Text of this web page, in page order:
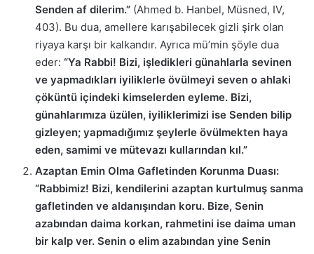
Senden af dilerim.” (Ahmed b. Hanbel, Müsned, IV,
403). Bu dua, amellere karışabilecek gizli şirk olan
riyaya karşı bir kalkandır. Ayrıca mü’min şöyle dua
eder: “Ya Rabbi! Bizi, işledikleri günahlarla sevinen
ve yapmadıkları iyiliklerle övülmeyi seven o ahlaki
çöküntü içindeki kimselerden eyleme. Bizi,
günahlarımıza üzülen, iyiliklerimizi ise Senden bilip
gizleyen; yapmadığımız şeylerle övülmekten haya
eden, samimi ve mütevazı kullarından kıl.”
Azaptan Emin Olma Gafletinden Korunma Duası:
“Rabbimiz! Bizi, kendilerini azaptan kurtulmuş sanma
gafletinden ve aldanışından koru. Bize, Senin
azabından daima korkan, rahmetini ise daima uman
bir kalp ver. Senin o elim azabından yine Senin